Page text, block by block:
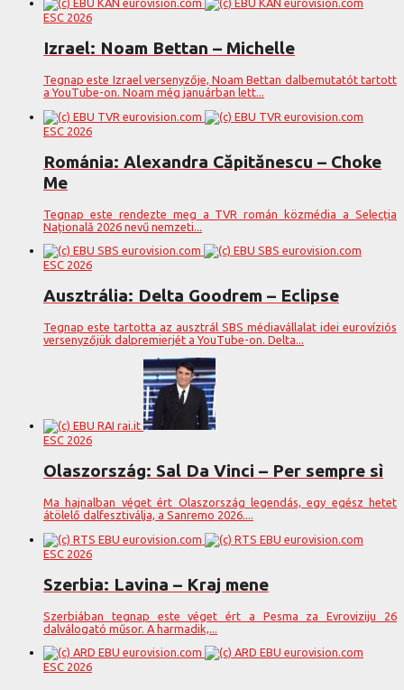
ESC 2026
Izrael: Noam Bettan – Michelle
Tegnap este Izrael versenyzője, Noam Bettan dalbemutatót tartott
a YouTube-on. Noam még januárban lett...
ESC 2026
Románia: Alexandra Căpitănescu – Choke
Me
Tegnap este rendezte meg a TVR román közmédia a Selecția
Națională 2026 nevű nemzeti...
ESC 2026
Ausztrália: Delta Goodrem – Eclipse
Tegnap este tartotta az ausztrál SBS médiavállalat idei eurovíziós
versenyzőjük dalpremierjét a YouTube-on. Delta...
ESC 2026
Olaszország: Sal Da Vinci – Per sempre sì
Ma hajnalban véget ért Olaszország legendás, egy egész hetet
átölelő dalfesztiválja, a Sanremo 2026....
ESC 2026
Szerbia: Lavina – Kraj mene
Szerbiában tegnap este véget ért a Pesma za Evroviziju 26
dalválogató műsor. A harmadik,...
ESC 2026